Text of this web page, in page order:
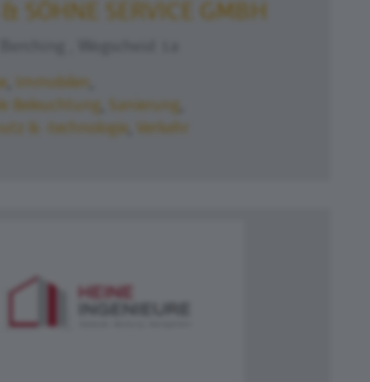
SÖHNE SERVICE GMBH
Immobilen
Beleuchtung
Sanierung
& -technologie
Verkehr